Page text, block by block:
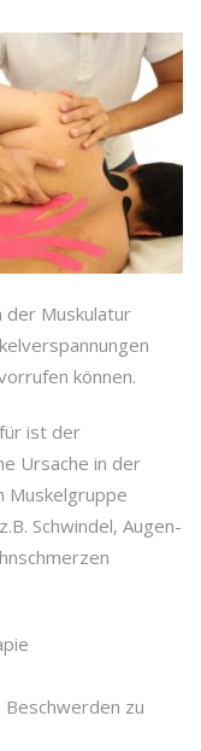
der Muskulatur
können.
ist der
Ursache in der
Muskelgruppe
Schwindel, Augen-
zu